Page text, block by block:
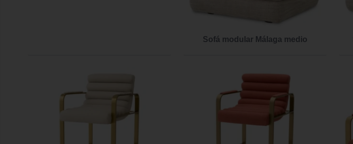
Sofá modular Málaga medio